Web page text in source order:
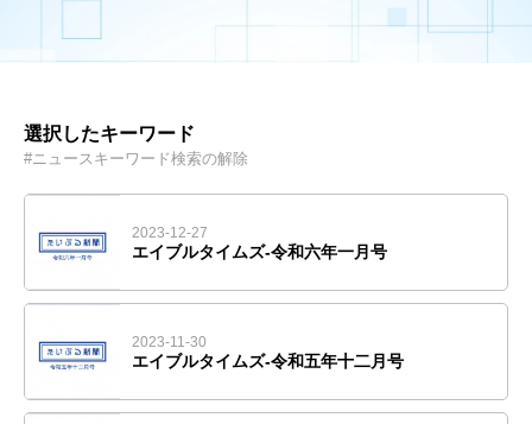
選択したキーワード
#ニュース キーワード検索の解除
2023-12-27
エイブルタイムズ-令和六年一月号
2023-11-30
エイブルタイムズ-令和五年十二月号